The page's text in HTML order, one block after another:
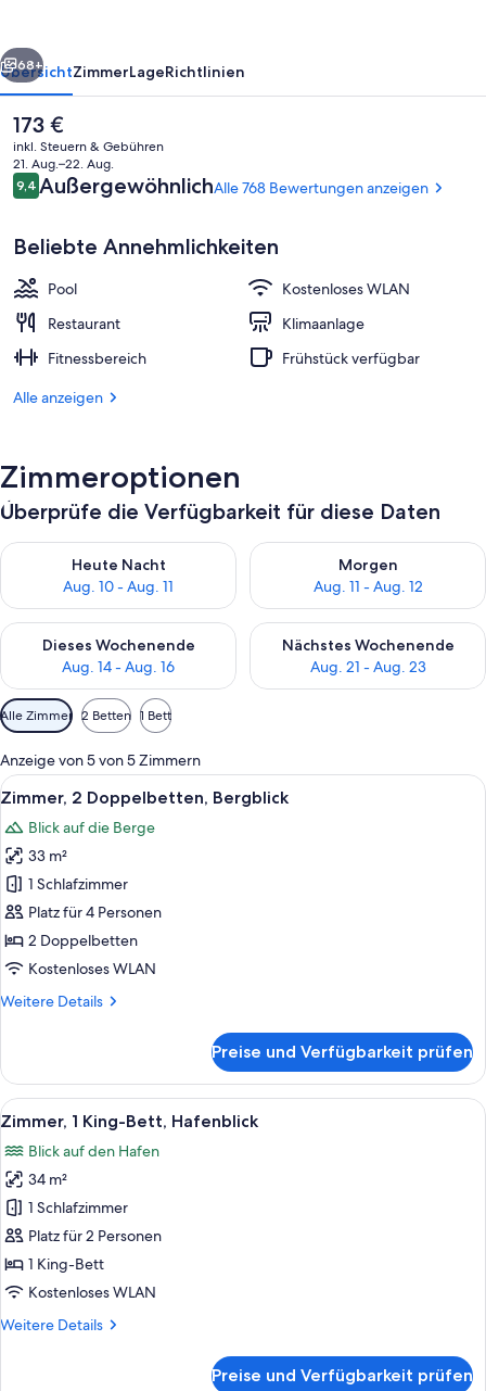
Waterfront
Garten
Weiter
68+
ÜbersichtZimmerLageRichtlinien
Der
aktuelle
Preis
beträgt
173 €.
173 €
inkl. Steuern & Gebühren
21. Aug.–22. Aug.
Bewertungen
9,49,4 von 10.
AußergewöhnlichAlle 768 Bewertungen anzeigen
Beliebte Annehmlichkeiten
Pool
Kostenloses WLAN
Restaurant
Klimaanlage
Fitnessbereich
Frühstück verfügbar
Alle anzeigen
Zimmeroptionen
Überprüfe die Verfügbarkeit für diese Daten
Heute Nacht
Aug. 10 - Aug. 11
Überprüfe die Verfügbarkeit für heute Nacht, Aug. 10 - Aug.
Morgen
Aug. 11 - Aug. 12
Überprüfe die Verfügbarkeit
Dieses Wochenende
Aug. 14 - Aug. 16
Überprüfe die Verfügbarkeit für dieses Wochenende, Aug. 14
Nächstes Wochenende
Aug. 21 - Aug. 23
Überprüfe die Verfügbarkeit
Verfügbare
Filter
für
Zimmer
Alle Zimmer 2 Betten 1 Bett
Anzeige von 5 von 5 Zimmern
Alle
Fotos
für
Zimmer,
2 Doppelbetten,
Bergblick
anzeigen
Ein Hotelzimmer mit zwei Betten,
7
Zimmer, 2 Doppelbetten, Bergblick
Blick auf die Berge
33 m²
1 Schlafzimmer
Platz für 4 Personen
2 Doppelbetten
Kostenloses WLAN
Weitere Details
Weitere
2 Doppelbetten,
Bergblick
Preise und Verfügbarkeit prüfen
Alle
Fotos
für
Zimmer,
1 King-
Bett,
Hafenblick
anzeigen
Ein Hotelzimmer mit einem großen
6
Zimmer, 1 King-Bett, Hafenblick
Blick auf den Hafen
34 m²
1 Schlafzimmer
Platz für 2 Personen
1 King-Bett
Kostenloses WLAN
Weitere Details
Weitere
Preise und Verfügbarkeit prüfen